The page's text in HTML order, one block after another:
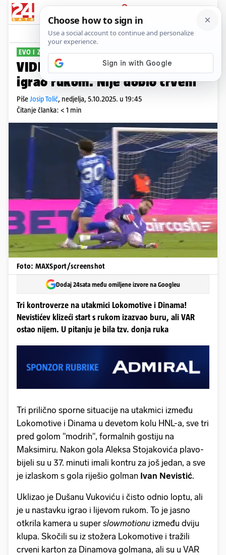
PRIJAVA
Sport Komentari
EVO I ZAŠTO
VIDEO Nevistić na 30 metara
igrao rukom. Nije dobio crveni
PišeJosip Tolić, nedjelja, 5.10.2025. u 19:45
Čitanje članka: < 1 min
Foto: MAXSport/screenshot
Dodaj 24sata među omiljene izvore na Googleu
Tri kontroverze na utakmici Lokomotive i Dinama!
Nevistićev klizeći start s rukom izazvao buru, ali VAR
ostao nijem. U pitanju je bila tzv. donja ruka
Tri prilično sporne situacije na utakmici između
Lokomotive i Dinama u devetom kolu HNL-a, sve tri
pred golom "modrih", formalnih gostiju na
Maksimiru. Nakon gola Aleksa Stojakovića plavo-
bijeli su u 37. minuti imali kontru za još jedan, a sve
je izlaskom s gola riješio golman Ivan Nevistić.
Uklizao je Dušanu Vukoviću i čisto odnio loptu, ali
je u nastavku igrao i lijevom rukom. To je jasno
otkrila kamera u super slowmotionu između dviju
klupa. Skočili su iz stožera Lokomotive i tražili
crveni karton za Dinamova golmana, ali su u VAR